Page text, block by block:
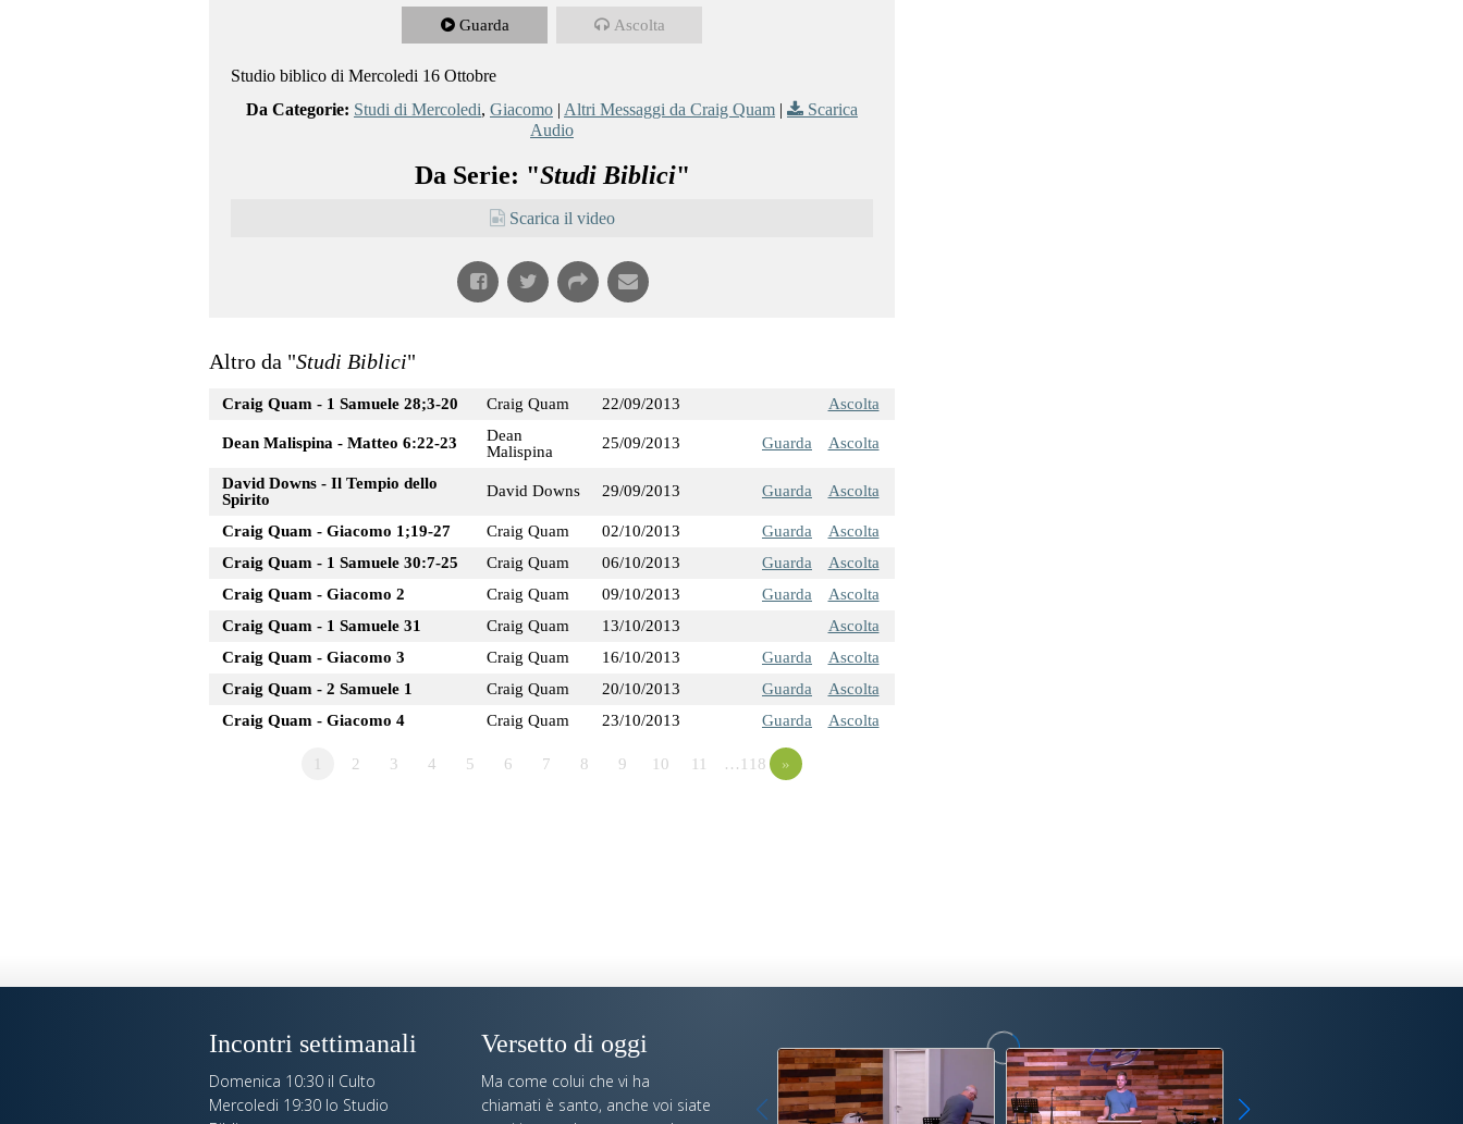
Guarda Ascolta
Studio biblico di Mercoledi 16 Ottobre
Da Categorie: Studi di Mercoledi, Giacomo | Altri Messaggi da Craig Quam |
Scarica
Audio
Da Serie: "Studi Biblici"
Scarica il video
Altro da "Studi Biblici"
Craig Quam - 1 Samuele 28;3-20 Craig Quam 22/09/2013 Ascolta
Dean Malispina - Matteo 6:22-23
Dean
Malispina
25/09/2013 Guarda Ascolta
David Downs - Il Tempio dello
Spirito
David Downs 29/09/2013 Guarda Ascolta
Craig Quam - Giacomo 1;19-27 Craig Quam 02/10/2013 Guarda
Ascolta
Craig Quam - 1 Samuele 30:7-25
Craig Quam 06/10/2013 Guarda
Ascolta
Craig Quam - Giacomo 2
Craig Quam 09/10/2013 Guarda
Ascolta
Craig Quam - 1 Samuele 31
Craig Quam 13/10/2013
Ascolta
Craig Quam - Giacomo 3
Craig Quam 16/10/2013 Guarda
Ascolta
Craig Quam - 2 Samuele 1
Craig Quam 20/10/2013 Guarda
Ascolta
Craig Quam - Giacomo 4
Craig Quam 23/10/2013 Guarda Ascolta
2 3 4 5 6 7 8 9 10 11 …118 »
Incontri settimanali
Domenica 10:30 il Culto
Mercoledi 19:30 lo Studio
Versetto di oggi
Ma come colui che vi ha
chiamati è santo, anche voi siate